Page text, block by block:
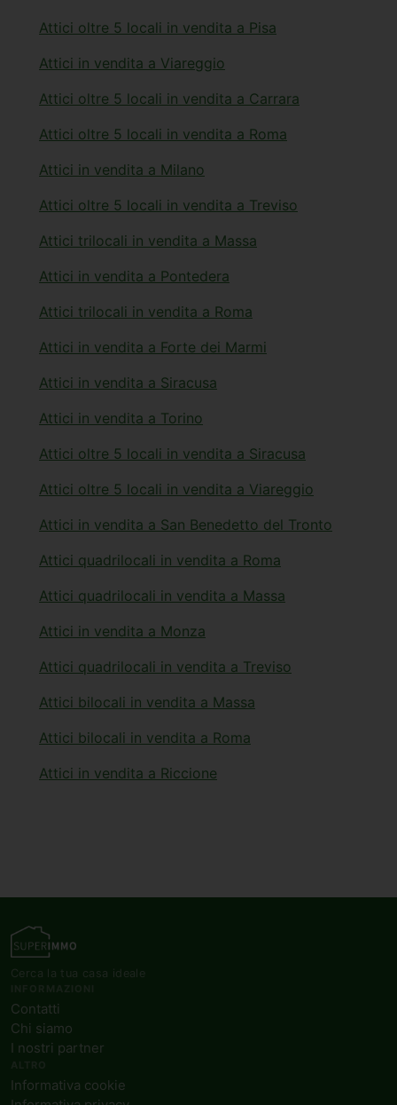
Attici oltre 5 locali in vendita a Pisa
Attici in vendita a Viareggio
Attici oltre 5 locali in vendita a Carrara
Attici oltre 5 locali in vendita a Roma
Attici in vendita a Milano
Attici oltre 5 locali in vendita a Treviso
Attici trilocali in vendita a Massa
Attici in vendita a Pontedera
Attici trilocali in vendita a Roma
Attici in vendita a Forte dei Marmi
Attici in vendita a Siracusa
Attici in vendita a Torino
Attici oltre 5 locali in vendita a Siracusa
Attici oltre 5 locali in vendita a Viareggio
Attici in vendita a San Benedetto del Tronto
Attici quadrilocali in vendita a Roma
Attici quadrilocali in vendita a Massa
Attici in vendita a Monza
Attici quadrilocali in vendita a Treviso
Attici bilocali in vendita a Massa
Attici bilocali in vendita a Roma
Attici in vendita a Riccione
Cerca la tua casa ideale
Contatti
Chi siamo
I nostri partner
Informativa cookie